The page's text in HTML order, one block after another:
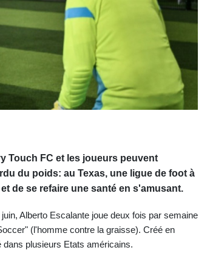
Touch FC et les joueurs peuvent
du poids: au Texas, une ligue de foot à
de se refaire une santé en s'amusant.
Alberto Escalante joue deux fois par semaine
(l'homme contre la graisse). Créé en
plusieurs Etats américains.